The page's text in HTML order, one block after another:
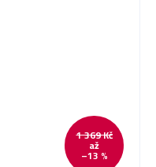
1 369 Kč
až
–13 %